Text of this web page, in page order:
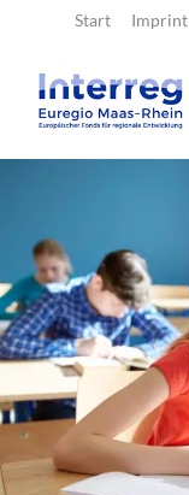
Imprint
Start
Over ons
Leraren
Leerlingen